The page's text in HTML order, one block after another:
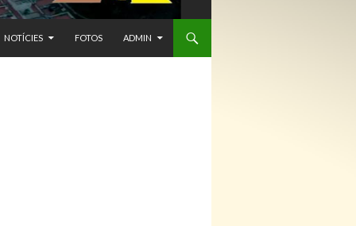
NOTÍCIES
FOTOS ADMIN